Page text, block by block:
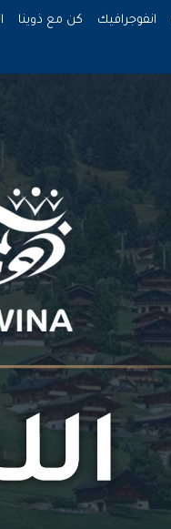
انفوجرافيك كن مع ذوينا